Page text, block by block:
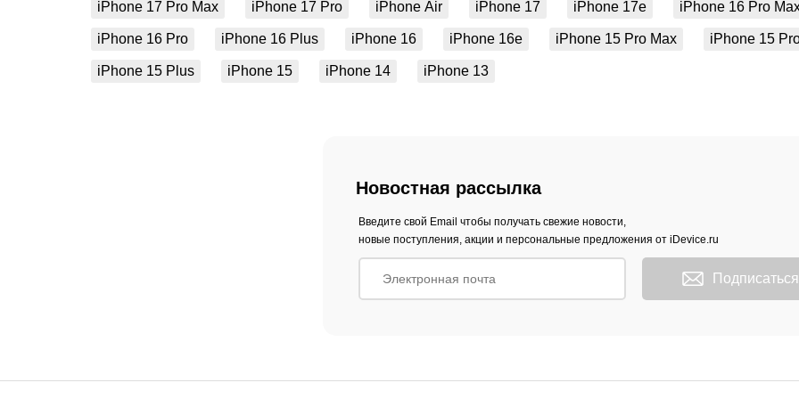
iPhone 17 Pro Max iPhone 17 Pro iPhone Air iPhone 17 iPhone 17e iPhone 16 Pro
iPhone 16 Pro iPhone 16 Plus iPhone 16 iPhone 16e iPhone 15 Pro Max iPhone 15
iPhone 15 Plus iPhone 15 iPhone 14 iPhone 13
Новостная рассылка
Введите свой Email чтобы получать свежие новости,
новые поступления, акции и персональные предложения от iDevice.ru
Подписаться